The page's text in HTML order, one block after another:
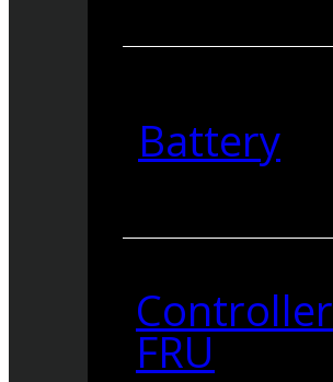
Battery
Controller
FRU